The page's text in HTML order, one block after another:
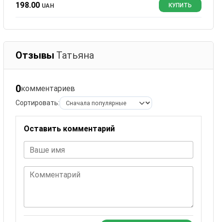
198.00 UAH КУПИТЬ
Отзывы Татьяна
0комментариев
Сортировать:
Оставить комментарий
Ваше имя
Комментарий